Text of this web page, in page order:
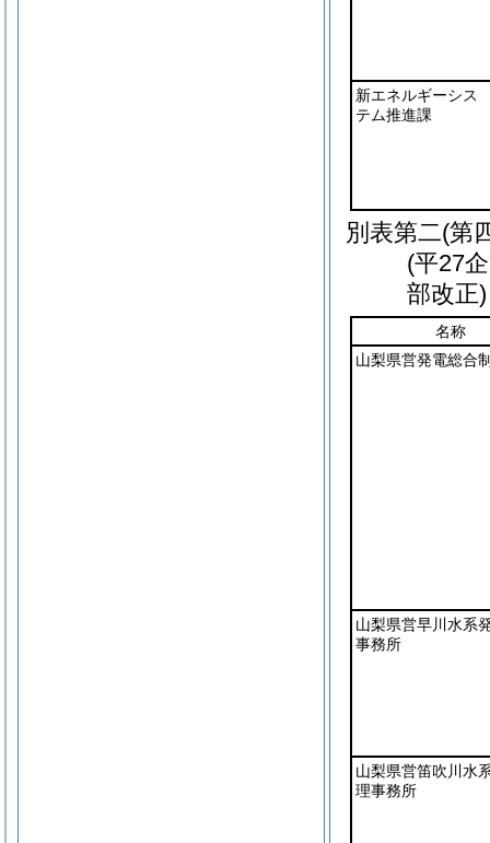
新エネルギーシス
テム推進課
別表第二(第
(平27
部改正)
名称
山梨県営発電総合
山梨県営早川水系
事務所
山梨県営笛吹川水
理事務所